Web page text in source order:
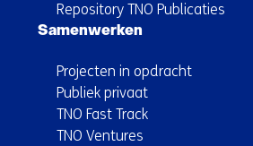
Repository TNO Publicaties
Samenwerken
Projecten in opdracht
Publiek privaat
TNO Fast Track
TNO Ventures